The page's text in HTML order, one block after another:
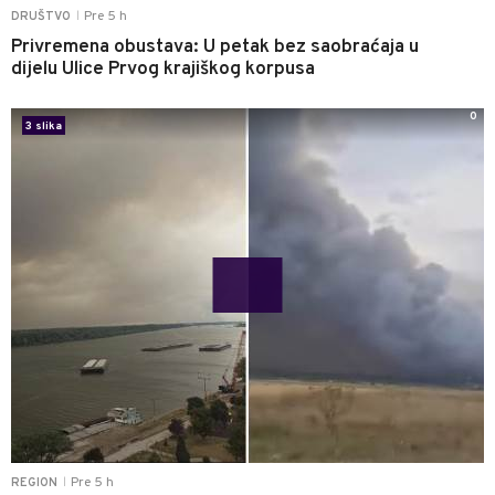
DRUŠTVO Pre 5 h
Privremena obustava: U petak bez saobraćaja u
dijelu Ulice Prvog krajiškog korpusa
REGION Pre 5 h
3 slika
0